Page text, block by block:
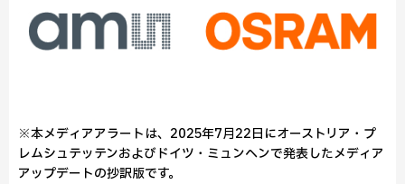
※本メディアアラートは、2025年7月22日にオーストリア・プ
レムシュテッテンおよびドイツ・ミュンヘンで発表したメディア
アップデートの抄訳版です。